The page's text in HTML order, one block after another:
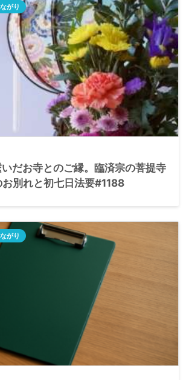
がり
だお寺とのご縁。臨済宗の菩提寺
別れと初七日法要#1188
がり